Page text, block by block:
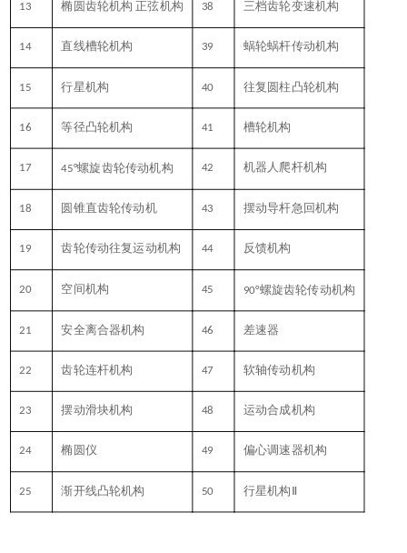
13 椭圆齿轮机构 正弦机构 38 三档齿轮变速机构
14 直线槽轮机构 39 蜗轮蜗杆传动机构
15 行星机构 40 往复圆柱凸轮机构
16 等径凸轮机构 41 槽轮机构
17 45°螺旋齿轮传动机构 42 机器人爬杆机构
18 圆锥直齿轮传动机 43 摆动导杆急回机构
19 齿轮传动往复运动机构 44 反馈机构
20 空间机构 45 90°螺旋齿轮传动机构
21 安全离合器机构 46 差速器
22 齿轮连杆机构 47 软轴传动机构
23 摆动滑块机构 48 运动合成机构
24 椭圆仪 49 偏心调速器机构
25 渐开线凸轮机构 50 行星机构